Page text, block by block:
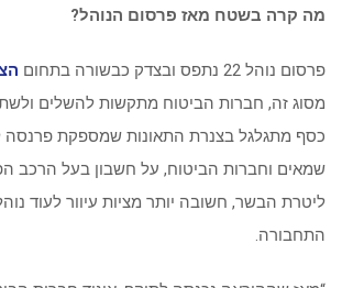
מה קרה בשטח מאז פרסום הנוהל?
פרסום נוהל 22 נתפס ובצדק כבשורה בתחום
מסוג זה, חברות הביטוח מתקשות להשלים
כסף מתגלגל בצנרת התאונות שמספקת פרנסה
שמאים וחברות הביטוח, על חשבון בעל הרכב
ליטרת הבשר, חשובה יותר מציות עיוור לעוד
התחבורה.